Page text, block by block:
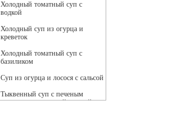
Холодный томатный суп с
водкой
Холодный суп из огурца и
креветок
Холодный томатный суп с
базиликом
Суп из огурца и лосося с сальсой
Тыквенный суп с печеным
чесноком и томатной сальсой